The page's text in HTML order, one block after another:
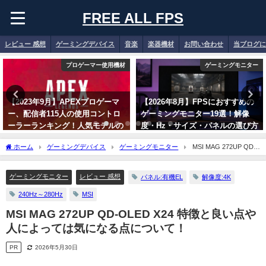
FREE ALL FPS
レビュー 感想 ゲーミングデバイス 音楽 楽器機材 お問い合わせ 当ブログ
プロゲーマー使用機材
【2023年9月】APEXプロゲーマ
ー、配信者115人の使用コントロ
ーラーランキング！人気モデルの
解説！【PAD】
ゲーミングモニター
【2026年8月】FPSにおすすめの
ゲーミングモニター19選！解像
度・Hz・サイズ・パネルの選び方
も解説！
ホーム ゲーミングデバイス ゲーミングモニター
MSI MAG 272UP QD-
OLED X24 特徴と良い点や人によっては気になる点について！
ゲーミングモニター レビュー 感想 パネル:有機EL 解像度:4K
240Hz～280Hz MSI
MSI MAG 272UP QD-OLED X24 特徴と良い点や
人によっては気になる点について！
PR 2026年5月30日